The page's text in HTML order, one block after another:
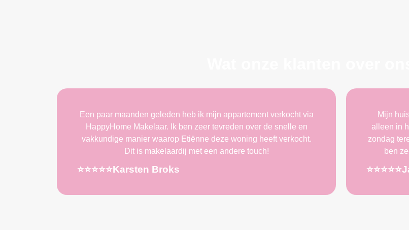
Een paar maanden geleden heb ik mijn appartement verkocht via
HappyHome Makelaar. Ik ben zeer tevreden over de snelle en
vakkundige manier waarop Etiënne deze woning heeft verkocht.
Dit is makelaardij met een andere touch!
⭐️⭐️⭐️⭐️⭐️Karsten Broks
Mijn
alleen in
zondag
ben